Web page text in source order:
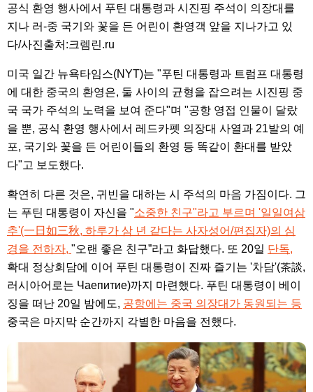
공식 환영 행사에서 푸틴 대통령과 시진핑 주석이 의장대를
지나 러-중 국기와 꽃을 든 어린이 환영객 앞을 지나가고 있
다/사진출처:크렘린.ru
미국 일간 뉴욕타임스(NYT)는 "푸틴 대통령과 트럼프 대통령
에 대한 중국의 환영은, 둘 사이의 균형을 잡으려는 시진핑 중
국 국가 주석의 노력을 보여 준다"며 "공항 영접 인물이 달랐
을 뿐, 공식 환영 행사에서 레드카펫 의장대 사열과 21발의 예
포, 국기와 꽃을 든 어린이들의 환영 등 똑같이 환대를 받았
다"고 보도했다.
확연히 다른 것은, 귀빈을 대하는 시 주석의 마음 가짐이다. 그
는 푸틴 대통령이 자신을 "소중한 친구"라고 부르며 '일일여삼
추'(一日如三秋, 하루가 삼 년 같다는 사자성어/편집자)의 심
경을 전하자, "오랜 좋은 친구”라고 화답했다. 또 20일 단독,
확대 정상회담에 이어 푸틴 대통령이 진짜 즐기는 '차담'(茶談,
러시아어로는 Чаепитие)까지 마련했다. 푸틴 대통령이 베이
징을 떠난 20일 밤에도, 공항에는 중국 의장대가 동원되는 등
중국은 마지막 순간까지 각별한 마음을 전했다.